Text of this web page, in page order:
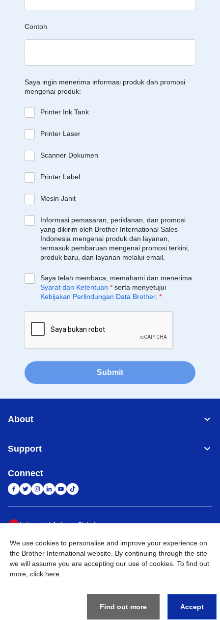
Contoh
Saya ingin menerima informasi produk dan promosi
mengenai produk:
Printer Ink Tank
Printer Laser
Scanner Dokumen
Printer Label
Mesin Jahit
Informasi pemasaran, periklanan, dan promosi
yang dikirim oleh Brother International Sales
Indonesia mengenai produk dan layanan,
termasuk pembaruan mengenai promosi terkini,
produk baru, dan layanan melalui email.
Saya telah membaca, memahami dan menerima
Syarat dan Ketentuan * serta menyetujui
Kebijakan Perlindungan Data Brother. *
Submit
About
Support
Connect
Indonesia Jaringan Global
Privacy Policy Ketentuan Penggunaan Site Map Kunjungi Situs Global
©2026BROTHER INTERNATIONAL SALES INDONESIA All
We use cookies to personalise and improve your experience on
the Brother International website. By continuing through the site
we will assume you are accepting our use of cookies. To find out
more, click here
Find out more Accept